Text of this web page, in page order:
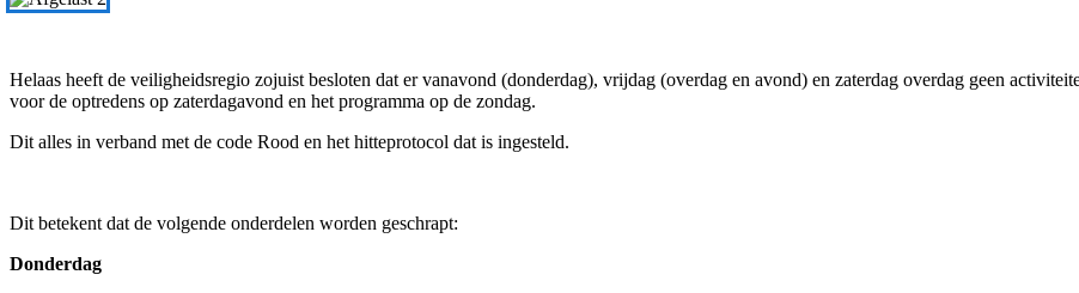
Helaas heeft de veiligheidsregio zojuist besloten dat er vanavond (donderdag), vrijdag (overdag en avond) en zaterdag overdag geen
voor de optredens op zaterdagavond en het programma op de zondag.
Dit alles in verband met de code Rood en het hitteprotocol dat is ingesteld.
Dit betekent dat de volgende onderdelen worden geschrapt:
Donderdag